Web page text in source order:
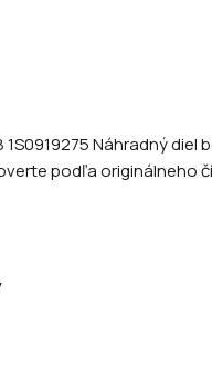
Náhradný
podľa originálneho